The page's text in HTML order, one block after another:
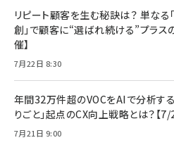
リピート顧客を生む秘訣は？ 単なる
創」で顧客に“選ばれ続ける”プラス
催】
7月22日 8:30
年間32万件超のVOCをAIで分析する
りごと」起点のCX向上戦略とは？【
7月21日 9:00